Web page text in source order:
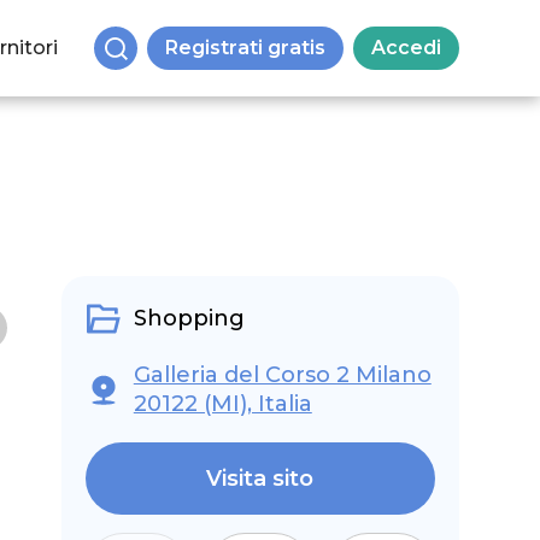
Registrati gratis Accedi
Shopping
Galleria del Corso 2 Milano
20122 (MI), Italia
Visita sito